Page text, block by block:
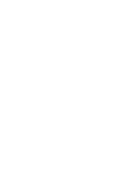
y llenas de
y
nutrirán la
¿Seremos
estériles?
a los